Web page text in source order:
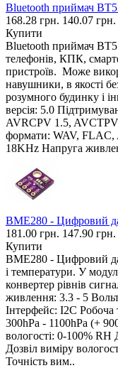
Bluetooth приймач
168.28 грн. 140.07 грн.
Купити
Bluetooth приймач
телефонів, КПК,
пристроїв. Може
навушники, в якості
розумного будинку і
версія: 5.0
AVRCPV 1.5,
формати: WAV, FLAC,
18KHz Напруга
BME280 - Цифровий
181.00 грн. 147.90 грн.
Купити
BME280 - Цифровий
і температури. У
конвертер рівнів
живлення: 3.3 - 5
Інтерфейс: I2C
300hPa - 1100hPa (+
вологості: 0-100% RH
Дозвіл виміру
Точність вим..